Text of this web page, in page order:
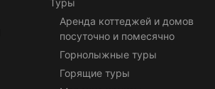
Туры
Аренда коттеджей и домов
посуточно и помесячно
Горнолыжные туры
Горящие туры